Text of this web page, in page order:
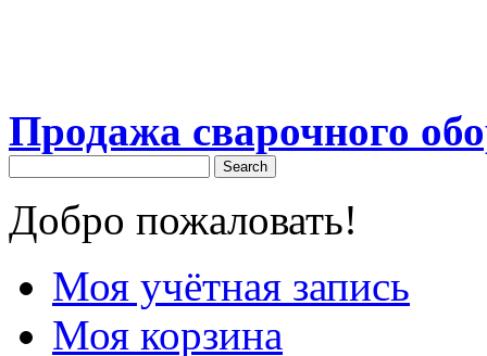
Продажа сварочного
Search
Добро пожаловать!
Моя учётная запись
Моя корзина